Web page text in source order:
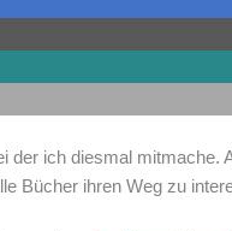
ich diesmal
Bücher ihren Weg zu